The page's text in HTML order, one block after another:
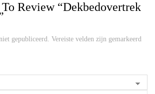
Review “Dekbedovertrek
gepubliceerd. Vereiste velden zijn gemarkeerd